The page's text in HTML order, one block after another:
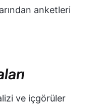
anketleri
ve içgörüler